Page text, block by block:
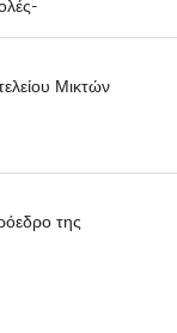
Μικτών
της